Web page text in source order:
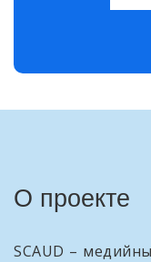
О проекте
SCAUD –